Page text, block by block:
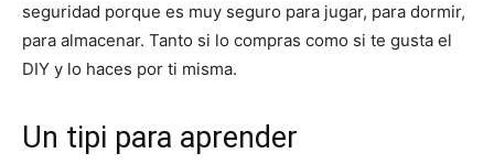
seguridad porque es muy seguro para jugar, para dormir,
para almacenar. Tanto si lo compras como si te gusta el
DIY y lo haces por ti misma.
Un tipi para aprender